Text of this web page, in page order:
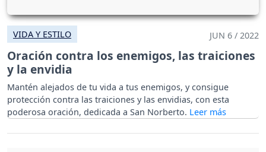
VIDA Y ESTILO JUN 6 / 2022
Oración contra los enemigos, las traiciones
y la envidia
Mantén alejados de tu vida a tus enemigos, y consigue
protección contra las traiciones y las envidias, con esta
poderosa oración, dedicada a San Norberto.